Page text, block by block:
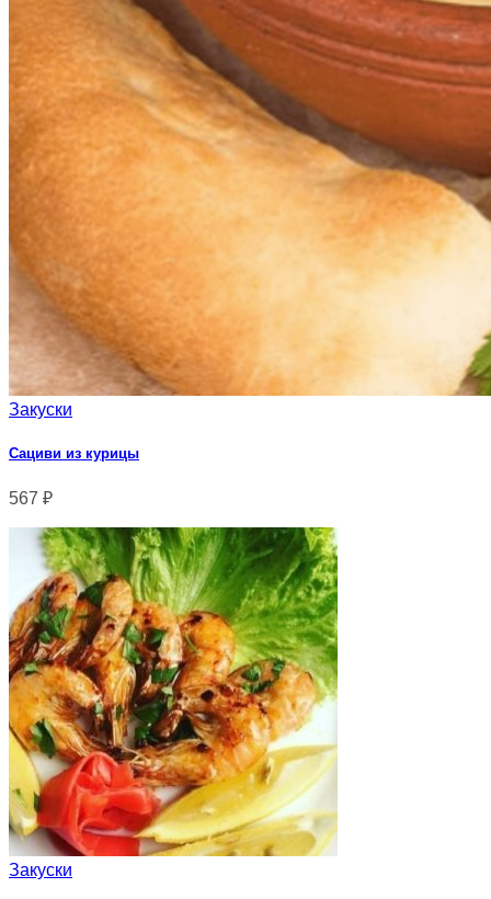
Закуски
Сациви из курицы
567 ₽
Закуски